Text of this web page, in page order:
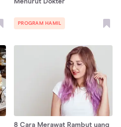
Menurut Dokter
PROGRAM HAMIL
8 Cara Merawat Rambut yang